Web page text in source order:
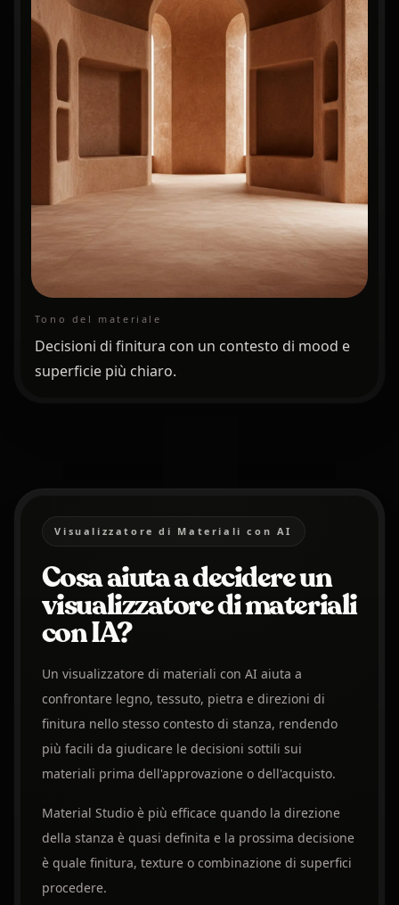
Tono del materiale
Decisioni di finitura con un contesto di mood e
superficie più chiaro.
Visualizzatore di Materiali con AI
Cosa aiuta a decidere un
visualizzatore di materiali
con IA?
Un visualizzatore di materiali con AI aiuta a
confrontare legno, tessuto, pietra e direzioni di
finitura nello stesso contesto di stanza, rendendo
più facili da giudicare le decisioni sottili sui
materiali prima dell'approvazione o dell'acquisto.
Material Studio è più efficace quando la direzione
della stanza è quasi definita e la prossima decisione
è quale finitura, texture o combinazione di superfici
procedere.